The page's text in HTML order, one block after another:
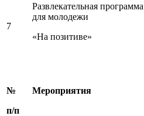
7
Развлекательная программа
для молодежи
«На позитиве»
№
п/п
Мероприятия